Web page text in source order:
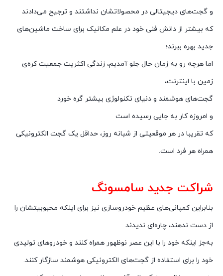
و گجت‌های دیجیتالی در محصولاتشان نداشتند و ترجیح می‌دادند
که بیشتر از دانش فنی خود در علم مکانیک برای ساخت ماشین‌های
جدید بهره ببرند؛
اما هرچه رو به زمان حال جلو آمدیم، زندگی اکثریت جمعیت کره‌ی
زمین با اینترنت،
گجت‌های هوشمند و دنیای تکنولوژی بیشتر گره خورد
و امروزه کار به جایی رسیده است
که تقریبا در هر موقعیتی از شبانه روز، حداقل یک گجت الکترونیکی
همراه هر فرد است.
شراکت جدید سامسونگ
بنابراین کمپانی‌های عظیم خودروسازی نیز برای اینکه محبوبیتشان را
از دست ندهند، چاره‌ای ندیدند
به‌جز اینکه خود را با این عصر نوظهور همراه کنند و خودروهای تولیدی
خود را برای استفاده از گجت‌های الکترونیکی هوشمند سازگار کنند.